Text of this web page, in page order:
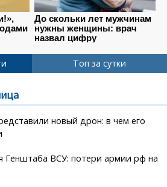
Топ за сутки
новый дрон: в чем его
Генштаба ВСУ: потери армии рф на